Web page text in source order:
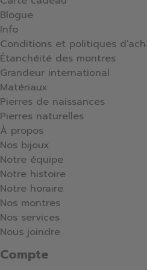
Blogue
Info
Conditions et politiques
Étanchéité des montres
Grandeur international
Matériaux
Pierres de naissances
Pierres naturelles
À propos
Nos bijoux
Notre équipe
Notre histoire
Notre horaire
Nos montres
Nos services
Nous joindre
Compte